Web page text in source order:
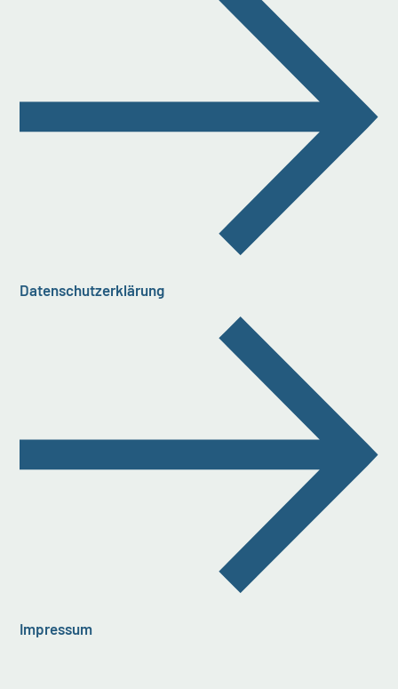
Datenschutzerklärung
Impressum